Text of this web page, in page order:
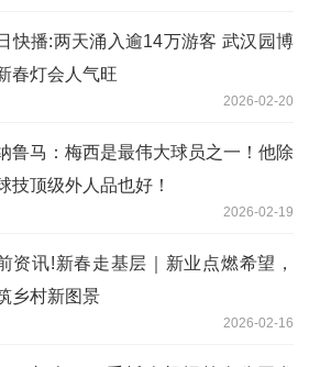
快播:两天涌入逾14万游客 武汉园博
春灯会人气旺
2026-02-20
鲁马：梅西是最伟大球员之一！他除
技顶级外人品也好！
2026-02-19
资讯!新春走基层｜新业点燃希望，
乡村新图景
2026-02-16